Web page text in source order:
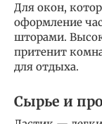
Для окон,
оформление
шторами.
притенит
для отдыха.
Сырье и